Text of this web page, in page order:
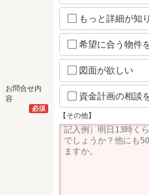
お問合せ内
容
必須
もっと詳細が知
希望に合う物件
図面が欲しい
資金計画の相談
【その他】